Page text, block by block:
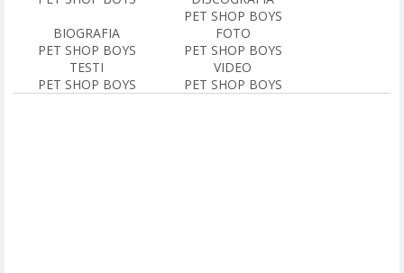
PET SHOP BOYS
BIOGRAFIA
PET SHOP BOYS
FOTO
PET SHOP BOYS
TESTI
PET SHOP BOYS
VIDEO
PET SHOP BOYS